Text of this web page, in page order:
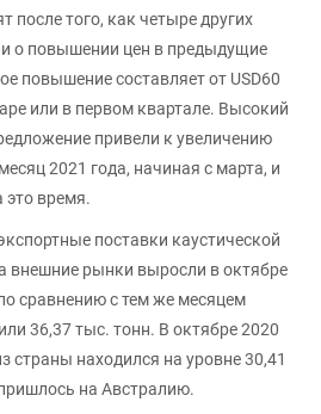
после того, как четыре других
о повышении цен в предыдущие
повышение составляет от USD60
или в первом квартале. Высокий
привели к увеличению
2021 года, начиная с марта, и
это время.
поставки каустической
внешние рынки выросли в октябре
сравнению с тем же месяцем
36,37 тыс. тонн. В октябре 2020
страны находился на уровне 30,41
на Австралию.